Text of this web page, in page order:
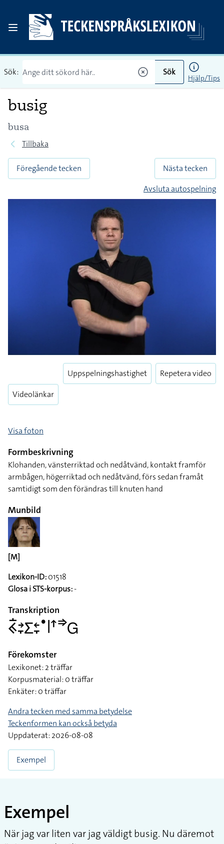
Sök: Sök
Hjälp/Tips
busig
busa
Tillbaka
Föregående tecken
Nästa tecken
Avsluta autospelning
Videolänkar
Uppspelningshastighet Repetera video
Visa foton
Formbeskrivning
Klohanden, vänsterriktad och nedåtvänd, kontakt framför
armbågen, högerriktad och nedåtvänd, förs sedan framåt
samtidigt som den förändras till knuten hand
Munbild
[M]
Lexikon-ID:01518
Glosa i STS-korpus:-
Transkription
􌤒􌥛􌥔􌥙􌤥􌥓􌥙􌤟􌥼􌦃􌦆􌤦
Förekomster
Lexikonet: 2 träffar
Korpusmaterial: 0 träffar
Enkäter: 0 träffar
Andra tecken med samma betydelse
Teckenformen kan också betyda
Uppdaterat: 2026-08-08
Exempel
Exempel
När jag var liten var jag väldigt busig. Nu däremot